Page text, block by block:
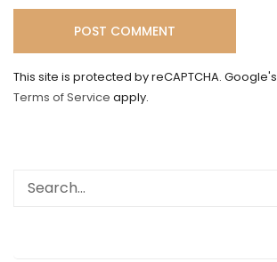
This site is protected by reCAPTCHA. Google's
Terms of Service apply.